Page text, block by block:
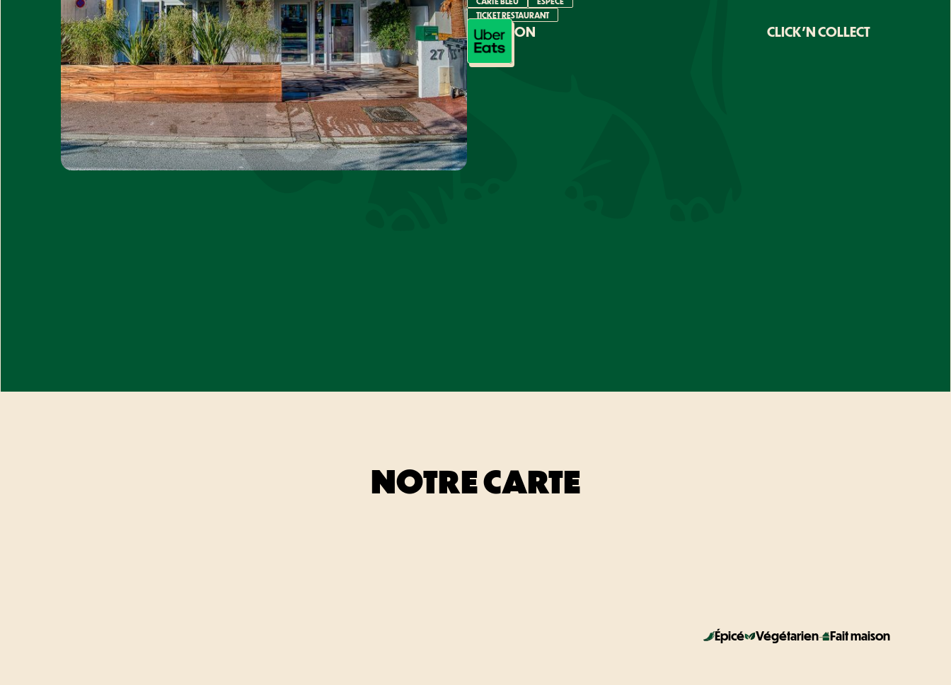
TICKET RESTAURANT
LIVRAISON CLICK'N COLLECT
NOTRE CARTE
Épicé Végétarien Fait maison